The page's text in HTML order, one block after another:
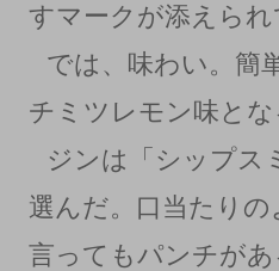
すマークが添えら
では、味わい。簡
チミツレモン味と
ジンは「シップス
選んだ。口当たり
言ってもパンチが